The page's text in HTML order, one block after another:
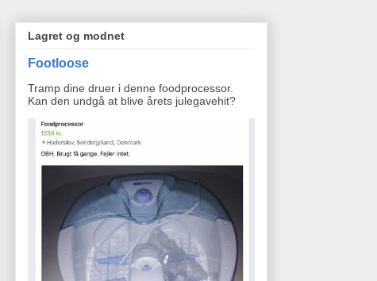
Lagret og modnet
Footloose
Tramp dine druer i denne foodprocessor.
Kan den undgå at blive årets julegavehit?